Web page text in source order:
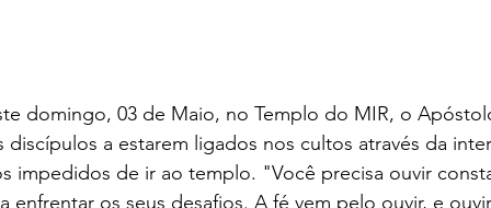
domingo, 03 de Maio, no Templo do MIR, o
discípulos a estarem ligados nos cultos através da
impedidos de ir ao templo. "Você precisa ouvir
enfrentar os seus desafios. A fé vem pelo ouvir, e